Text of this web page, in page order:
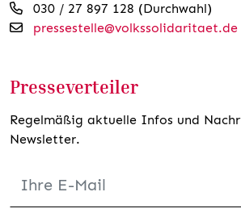
030 / 27 897 128 (Durchwahl)
pressestelle@volkssolidaritaet.de
Presseverteiler
Regelmäßig aktuelle Infos und
Newsletter.